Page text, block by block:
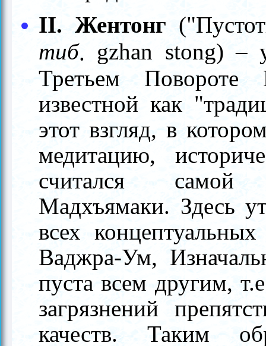
II.Жентонг
тиб. gzhan stong)–
Третьем
известной как
этот взгляд, в
медитацию,
считался самой
Мадхъямаки. Здесь
всех
Ваджра-Ум,
пуста всем другим,
загрязнений
качеств. Таким